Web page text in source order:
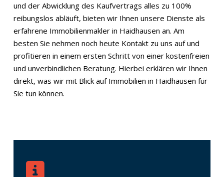
und der Abwicklung des Kaufvertrags alles zu 100%
reibungslos abläuft, bieten wir Ihnen unsere Dienste als
erfahrene Immobilienmakler in Haidhausen an. Am
besten Sie nehmen noch heute Kontakt zu uns auf und
profitieren in einem ersten Schritt von einer kostenfreien
und unverbindlichen Beratung. Hierbei erklären wir Ihnen
direkt, was wir mit Blick auf Immobilien in Haidhausen für
Sie tun können.